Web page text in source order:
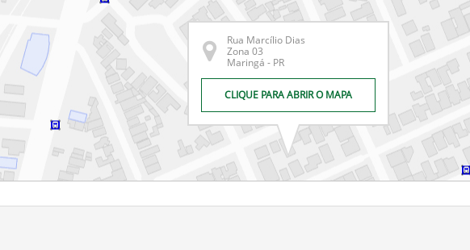
Rua Marcílio Dias
Zona 03
Maringá - PR
CLIQUE PARA ABRIR O MAPA